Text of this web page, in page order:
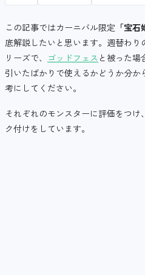
この記事ではカーニバル限定 「宝石
底解説したいと思います。週替わ
リーズで、 ゴッドフェス と被った場
引いたばかりで使えるかどうか分
考にしてください。
それぞれのモンスターに評価をつ
ク付けをしています。